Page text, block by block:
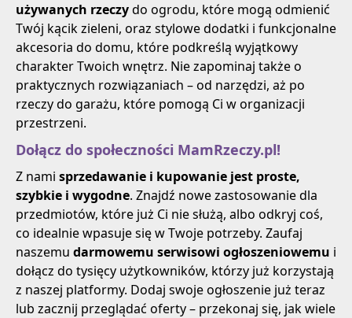
używanych rzeczydo ogrodu, które mogą odmienić
Twój kącik zieleni, oraz stylowe dodatki i funkcjonalne
akcesoria do domu, które podkreślą wyjątkowy
charakter Twoich wnętrz. Nie zapominaj także o
praktycznych rozwiązaniach – od narzędzi, aż po
rzeczy do garażu, które pomogą Ci w organizacji
przestrzeni.
Dołącz do społeczności MamRzeczy.pl!
Z nami sprzedawanie i kupowanie jest proste,
szybkie i wygodne. Znajdź nowe zastosowanie dla
przedmiotów, które już Ci nie służą, albo odkryj coś,
co idealnie wpasuje się w Twoje potrzeby. Zaufaj
naszemu darmowemu serwisowi ogłoszeniowemu i
dołącz do tysięcy użytkowników, którzy już korzystają
z naszej platformy. Dodaj swoje ogłoszenie już teraz
lub zacznij przeglądać oferty – przekonaj się, jak wiele